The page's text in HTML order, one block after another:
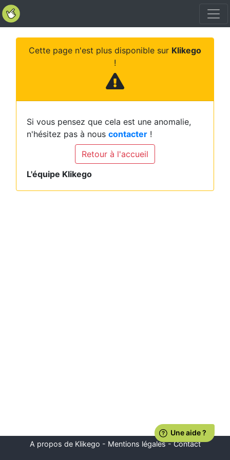
Cette page n'est plus disponible sur Klikego
!
Si vous pensez que cela est une anomalie,
n'hésitez pas à nous contacter !
Retour à l'accueil
L'équipe Klikego
A propos de Klikego - Mentions légales-Contact